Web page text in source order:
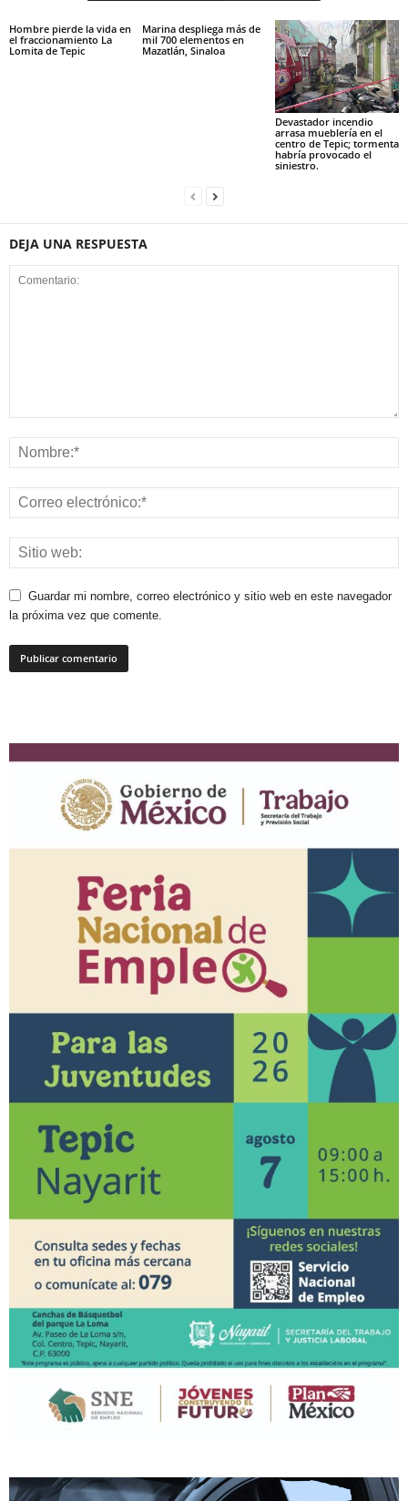
Hombre pierde la vida en
el fraccionamiento La
Lomita de Tepic
Marina despliega más de
mil 700 elementos en
Mazatlán, Sinaloa
Devastador incendio
arrasa mueblería en el
centro de Tepic; tormenta
habría provocado el
siniestro.
DEJA UNA RESPUESTA
Guardar mi nombre, correo electrónico y sitio web en este navegador
la próxima vez que comente.